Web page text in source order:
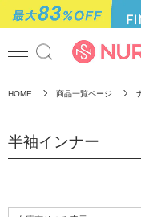
HOME 商品一覧ページ
半袖インナー